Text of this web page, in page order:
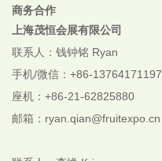
商务合作
上海茂恒会展有限公司
联系人：钱钟铭 Ryan
手机/微信：+86-13764171197
座机：+86-21-62825880
邮箱：ryan.qian@fruitexpo.cn